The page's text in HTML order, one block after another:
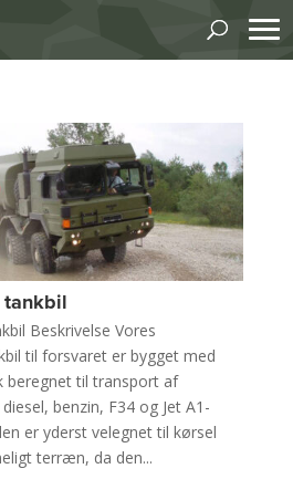
Beskrivelse Vores
til forsvaret er bygget med
beregnet til transport af
benzin, F34 og Jet A1-
er yderst velegnet til kørsel
terræn, da den...